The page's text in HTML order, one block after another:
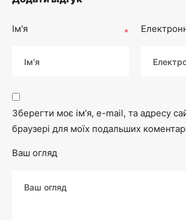
Ім'я *
Зберегти моє ім'я, e-mail, та адресу
браузері для моїх подальших
Ваш огляд